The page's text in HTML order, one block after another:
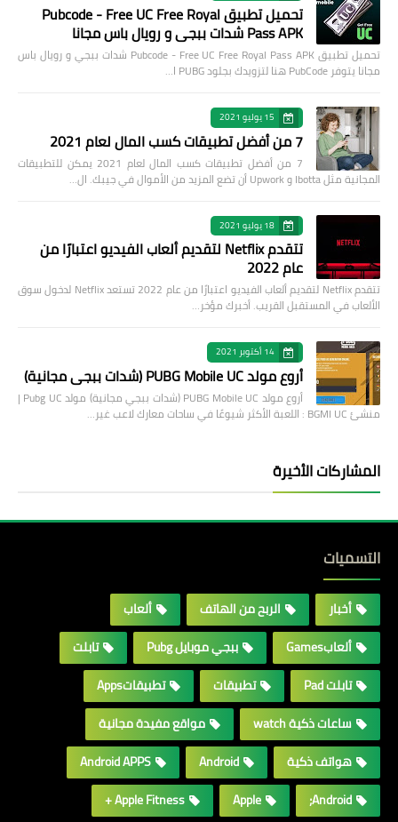
تحميل تطبيق Pubcode - Free UC Free Royal
Pass APK شدات ببجي و رويال باس مجانا
تحميل تطبيق Pubcode - Free UC Free Royal Pass APK شدات ببجي و رويال باس
مجانا يتوفر PubCode هنا لتزويدك بجلود PUBG ا…
15 يوليو 2021
7 من أفضل تطبيقات كسب المال لعام 2021
7 من أفضل تطبيقات كسب المال لعام 2021 يمكن للتطبيقات
المجانية مثل Ibotta و Upwork أن تضع المزيد من الأموال في جيبك. ال…
18 يوليو 2021
تتقدم Netflix لتقديم ألعاب الفيديو اعتبارًا من
عام 2022
تتقدم Netflix لتقديم ألعاب الفيديو اعتبارًا من عام 2022 تستعد Netflix لدخول سوق
الألعاب في المستقبل القريب. أخبرك مؤخر…
14 أكتوبر 2021
أروع مولد PUBG Mobile UC (شدات ببجي مجانية)
أروع مولد PUBG Mobile UC (شدات ببجي مجانية) مولد Pubg UC |
منشئ BGMI UC : اللعبة الأكثر شيوعًا في ساحات معارك لاعب غير…
المشاركات الأخيرة
التسميات
أخبار الربح من الهاتف
ألعاب
ألعابGames
ببجي موبايل Pubg
تابلت
تابلت Pad
تطبيقات
تطبيقاتApps
ساعات ذكية watch
مواقع مفيدة مجانية
هواتف ذكية
Android
Android APPS
Android;
Apple
Apple Fitness +